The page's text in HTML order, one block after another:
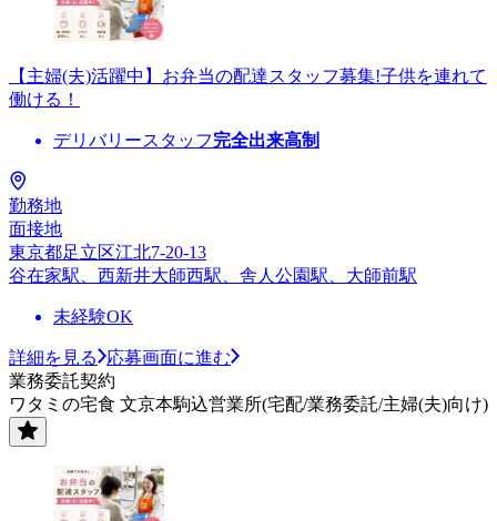
【主婦(夫)活躍中】お弁当の配達スタッフ募集!子供を連れて
働ける！
デリバリースタッフ完全出来高制
勤務地
面接地
東京都足立区江北7-20-13
谷在家駅、西新井大師西駅、舎人公園駅、大師前駅
未経験OK
詳細を見る
応募画面に進む
業務委託契約
ワタミの宅食 文京本駒込営業所(宅配/業務委託/主婦(夫)向け)